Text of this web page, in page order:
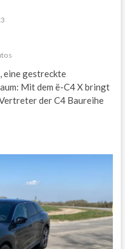
eine gestreckte
Mit dem ë-C4 X bringt
der C4 Baureihe